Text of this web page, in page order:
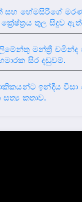
සහ හේමසිරිගේ
තුල සිදුව
මන්ත්‍රී
සිර දඬුවම්.
ඉන්දීය
සත්‍ය කතාව.